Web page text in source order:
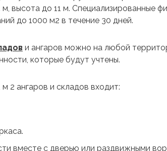
высота до 11 м. Специализированные
до 1000 м2 в течение 30 дней.
и ангаров можно на любой
которые будут учтены.
2 ангаров и складов входит:
вместе с дверью или раздвижными